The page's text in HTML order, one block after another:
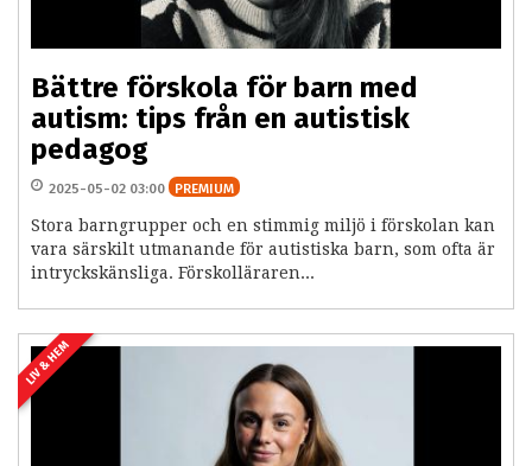
Bättre förskola för barn med
autism: tips från en autistisk
pedagog
2025-05-02 03:00 PREMIUM
Stora barngrupper och en stimmig miljö i förskolan kan
vara särskilt utmanande för autistiska barn, som ofta är
intryckskänsliga. Förskolläraren...
LIV & HEM